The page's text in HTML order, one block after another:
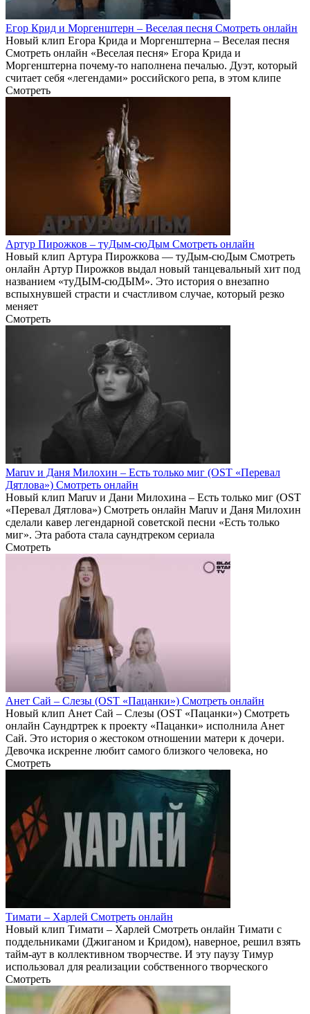
Егор Крид и Моргенштерн – Веселая песня Смотреть онлайн
Новый клип Егора Крида и Моргенштерна – Веселая песня
Смотреть онлайн «Веселая песня» Егора Крида и
Моргенштерна почему-то наполнена печалью. Дуэт, который
считает себя «легендами» российского репа, в этом клипе
Смотреть
Артур Пирожков – туДым-сюДым Смотреть онлайн
Новый клип Артура Пирожкова — туДым-сюДым Смотреть
онлайн Артур Пирожков выдал новый танцевальный хит под
названием «туДЫМ-сюДЫМ». Это история о внезапно
вспыхнувшей страсти и счастливом случае, который резко
меняет
Смотреть
Maruv и Даня Милохин – Есть только миг (OST «Перевал
Дятлова») Смотреть онлайн
Новый клип Maruv и Дани Милохина – Есть только миг (OST
«Перевал Дятлова») Смотреть онлайн Maruv и Даня Милохин
сделали кавер легендарной советской песни «Есть только
миг». Эта работа стала саундтреком сериала
Смотреть
Анет Сай – Слезы (OST «Пацанки») Смотреть онлайн
Новый клип Анет Сай – Слезы (OST «Пацанки») Смотреть
онлайн Саундртрек к проекту «Пацанки» исполнила Анет
Сай. Это история о жестоком отношении матери к дочери.
Девочка искренне любит самого близкого человека, но
Смотреть
Тимати – Харлей Смотреть онлайн
Новый клип Тимати – Харлей Смотреть онлайн Тимати с
поддельниками (Джиганом и Кридом), наверное, решил взять
тайм-аут в коллективном творчестве. И эту паузу Тимур
использовал для реализации собственного творческого
Смотреть